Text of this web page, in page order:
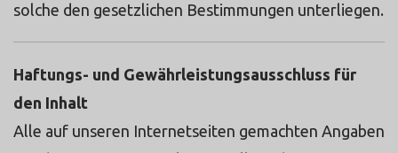
solche den gesetzlichen Bestimmungen unterliegen.
Haftungs- und Gewährleistungsausschluss für
den Inhalt
Alle auf unseren Internetseiten gemachten Angaben